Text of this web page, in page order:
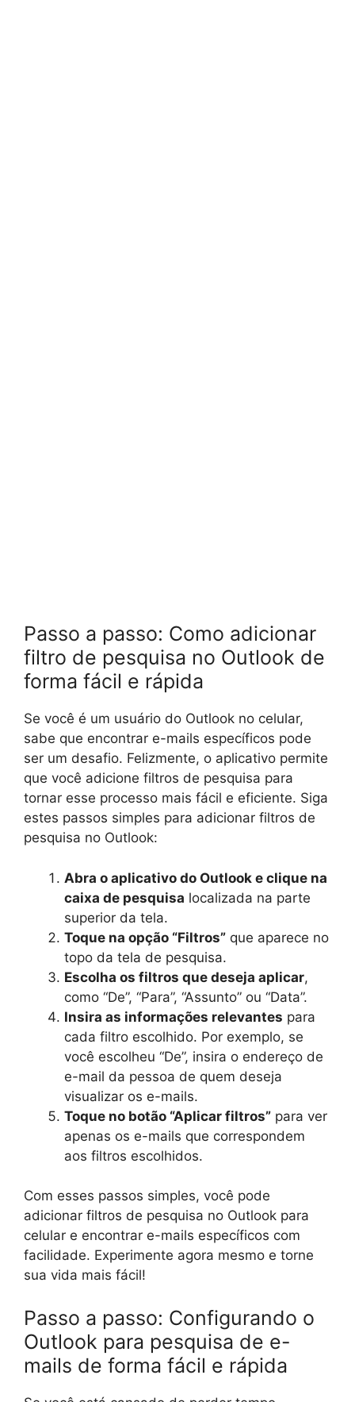
Passo a passo: Como adicionar
filtro de pesquisa no Outlook de
forma fácil e rápida
Se você é um usuário do Outlook no celular,
sabe que encontrar e-mails específicos pode
ser um desafio. Felizmente, o aplicativo permite
que você adicione filtros de pesquisa para
tornar esse processo mais fácil e eficiente. Siga
estes passos simples para adicionar filtros de
pesquisa no Outlook:
Abra o aplicativo do Outlook e clique na
caixa de pesquisa localizada na parte
superior da tela.
Toque na opção “Filtros” que aparece no
topo da tela de pesquisa.
Escolha os filtros que deseja aplicar,
como “De”, “Para”, “Assunto” ou “Data”.
Insira as informações relevantes para
cada filtro escolhido. Por exemplo, se
você escolheu “De”, insira o endereço de
e-mail da pessoa de quem deseja
visualizar os e-mails.
Toque no botão “Aplicar filtros” para ver
apenas os e-mails que correspondem
aos filtros escolhidos.
Com esses passos simples, você pode
adicionar filtros de pesquisa no Outlook para
celular e encontrar e-mails específicos com
facilidade. Experimente agora mesmo e torne
sua vida mais fácil!
Passo a passo: Configurando o
Outlook para pesquisa de e-
mails de forma fácil e rápida